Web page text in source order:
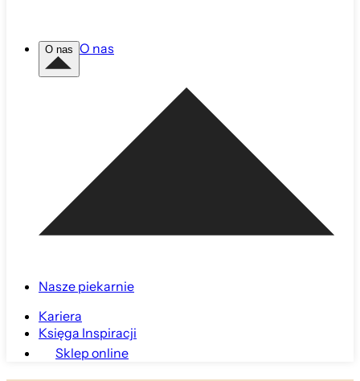
O nas O nas
Nasze piekarnie
Kariera
Księga Inspiracji
Sklep online